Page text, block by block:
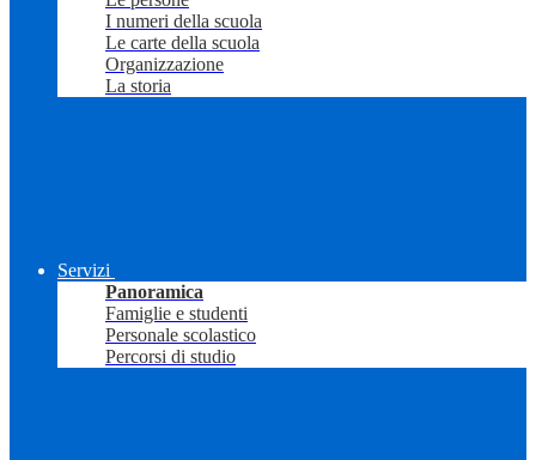
I numeri della scuola
Le carte della scuola
Organizzazione
La storia
Servizi
Panoramica
Famiglie e studenti
Personale scolastico
Percorsi di studio